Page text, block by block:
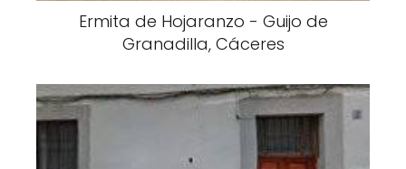
Ermita de Hojaranzo - Guijo de
Granadilla, Cáceres